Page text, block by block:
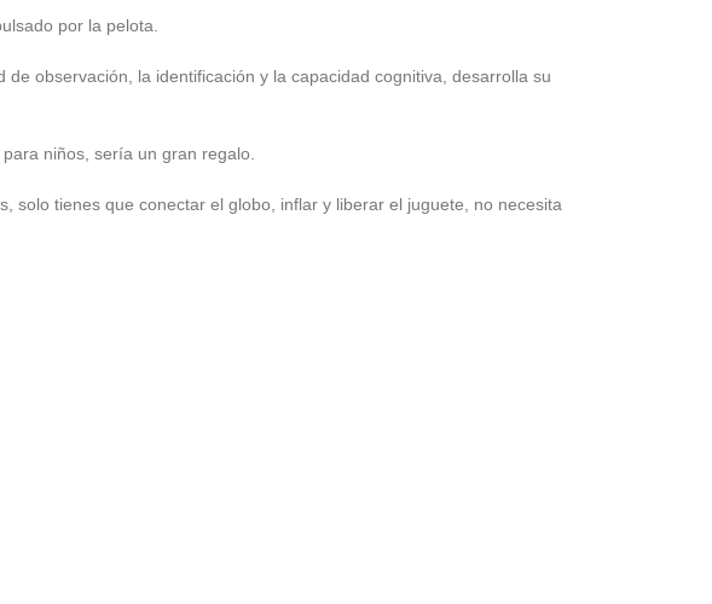
por la pelota.
observación, la identificación y la capacidad cognitiva, desarrolla su
niños, sería un gran regalo.
solo tienes que conectar el globo, inflar y liberar el juguete, no necesita